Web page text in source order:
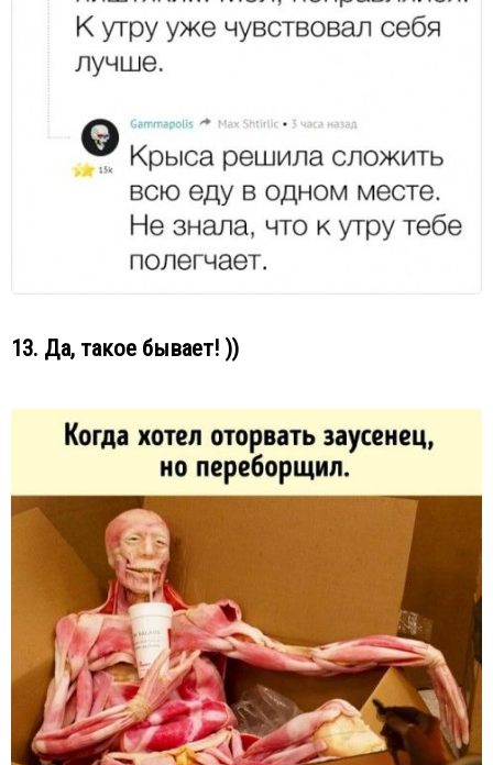
13. Да, такое бывает! ))